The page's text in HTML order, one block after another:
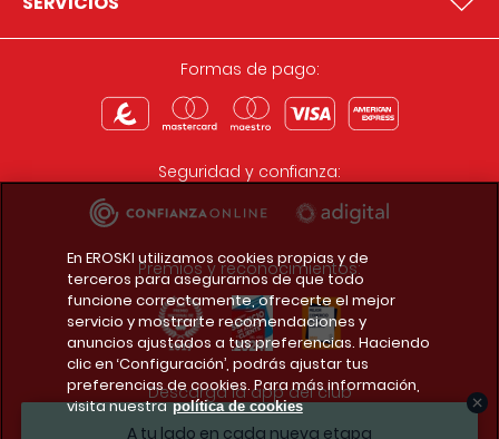
A tu lado en cada nueva etapa
Formas de pago:
Seguridad y confianza:
Premios y reconocimientos:
Descarga la app del club
En EROSKI utilizamos cookies propias y de
terceros para asegurarnos de que todo
funcione correctamente, ofrecerte el mejor
servicio y mostrarte recomendaciones y
anuncios ajustados a tus preferencias. Haciendo
clic en ‘Configuración’, podrás ajustar tus
preferencias de cookies. Para más información,
visita nuestra política de cookies